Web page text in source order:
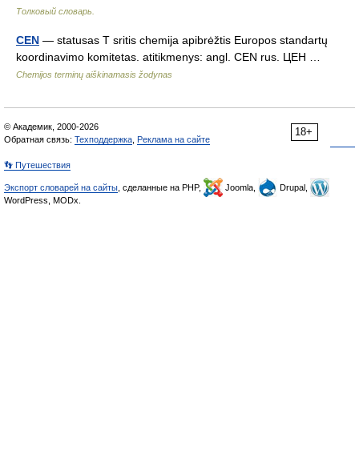
Толковый словарь.
CEN — statusas T sritis chemija apibrėžtis Europos standartų
koordinavimo komitetas. atitikmenys: angl. CEN rus. ЦЕН …
Chemijos terminų aiškinamasis žodynas
18+
© Академик, 2000-2026
Обратная связь: Техподдержка Реклама на сайте
👣 Путешествия
Экспорт словарей на сайты , сделанные на PHP, Joomla,
Drupal,
WordPress, MODx.